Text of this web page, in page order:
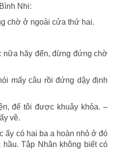
Nhi:
chờ ở ngoài cửa thứ hai.
nữa hãy đến, đừng đứng chờ
mấy câu rồi đứng dậy định
để tôi được khuây khỏa. –
về.
ấy có hai ba a hoàn nhỏ ở đó
Tập Nhân không biết có